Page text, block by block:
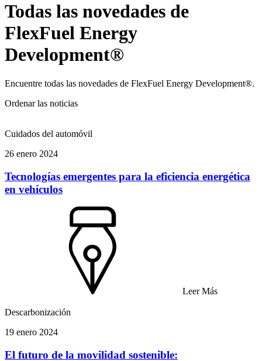
Todas las novedades de
FlexFuel Energy
Development®
Encuentre todas las novedades de FlexFuel Energy Development®.
Ordenar las noticias
Cuidados del automóvil
26 enero 2024
Tecnologías emergentes para la eficiencia energética
en vehículos
Leer Más
Descarbonización
19 enero 2024
El futuro de la movilidad sostenible: